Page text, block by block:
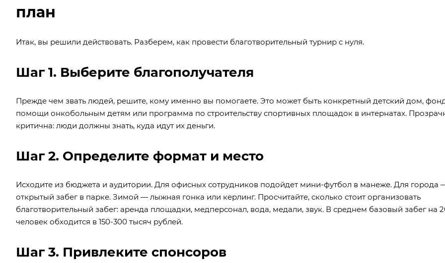
план
Итак, вы решили действовать. Разберем, как провести благотворительный турнир с нуля.
Шаг 1. Выберите благополучателя
Прежде чем звать людей, решите, кому именно вы помогаете. Это может быть конкретный детский дом,
помощи онкобольным детям или программа по строительству спортивных площадок в интернатах.
критична: люди должны знать, куда идут их деньги.
Шаг 2. Определите формат и место
Исходите из бюджета и аудитории. Для офисных сотрудников подойдет мини-футбол в манеже. Для города
открытый забег в парке. Зимой — лыжная гонка или керлинг. Просчитайте, сколько стоит организовать
благотворительный забег: аренда площадки, медперсонал, вода, медали, звук. В среднем базовый забег на
человек обходится в 150-300 тысяч рублей.
Шаг 3. Привлеките спонсоров